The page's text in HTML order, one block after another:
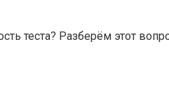
теста? Разберём этот